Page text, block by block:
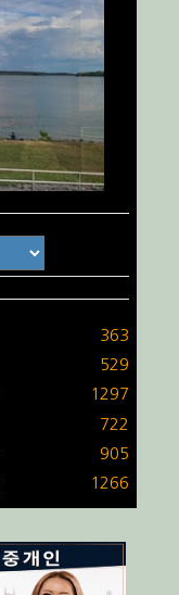
363
529
1297
722
905
1266